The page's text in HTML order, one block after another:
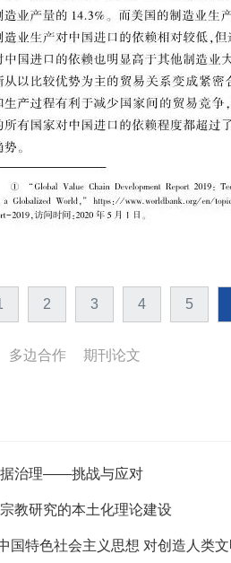
2 3 4 5
多边合作 期刊论文
据治理——挑战与应对
教研究的本土化理论建设
国特色社会主义思想 对创造人类